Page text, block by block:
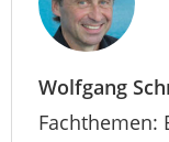
Wolfgang
Fachthemen: